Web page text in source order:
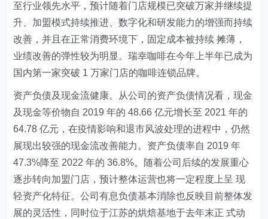
至行业领先水平，预计随着门店规模已突破万家并继续提
升、加盟模式持续推进、数字化和研发能力的增强而持续
改善，并且在正常消费环境下，固定成本被持续 摊薄，
业绩改善的弹性较为明显。瑞幸咖啡在今年上半年已成为
国内第一家突破 1 万家门店的咖啡连锁品牌。
资产负债及现金流健康。从公司的资产负债情况看，现金
及现金等价物自 2019 年的 48.66 亿元增长至 2021 年的
64.78 亿元，在疫情影响和退市风波处理的进程中，仍然
展现出较强的现金流改善能力。资产负债率自 2019 年
47.3%降至 2022 年的 36.8%。随着公司后续的发展重心
逐步转向加盟门店，预计整体运营也将一定程度上呈 现
轻资产化特征。公司有息负债基本消除也反映目前整体发
展的灵活性，同时位于江苏的烘焙基地于去年末正 式动